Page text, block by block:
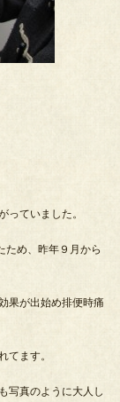
っていました。
ため、昨年９月から
果が出始め排便時痛
てます。
写真のように大人し